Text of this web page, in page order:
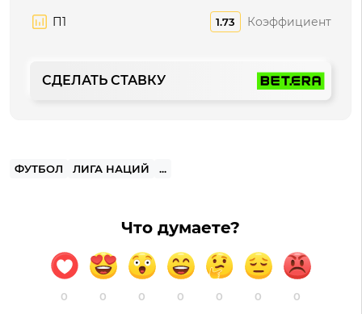
П1 1.73 Коэффициент
СДЕЛАТЬ СТАВКУ
ФУТБОЛ ЛИГА НАЦИЙ ...
Что думаете?
0 0 0 0 0 0 0